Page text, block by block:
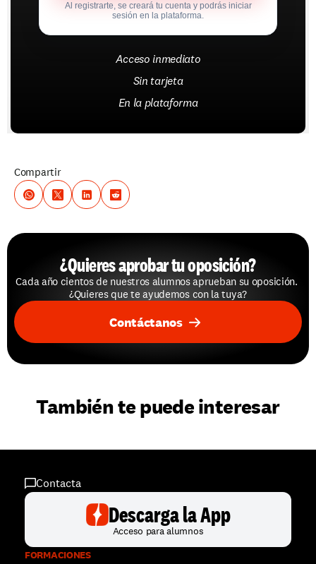
Al registrarte, se creará tu cuenta y podrás iniciar
sesión en la plataforma.
Acceso inmediato
Sin tarjeta
En la plataforma
Compartir
¿Quieres aprobar tu oposición?
Cada año cientos de nuestros alumnos aprueban su oposición.
¿Quieres que te ayudemos con la tuya?
Contáctanos
También te puede interesar
FORMACIONES
Contacta
Descarga la App
Acceso para alumnos